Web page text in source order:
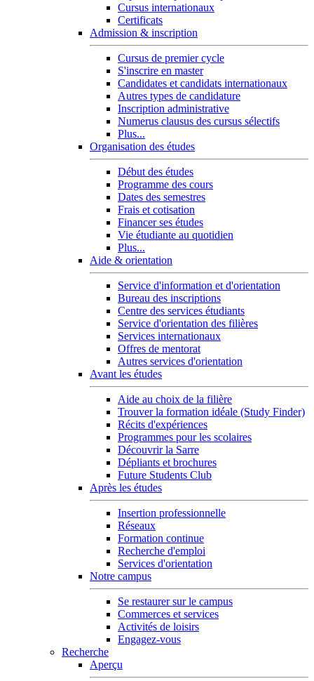
Cursus internationaux
Certificats
Admission & inscription
Cursus de premier cycle
S'inscrire en master
Candidates et candidats internationaux
Autres types de candidature
Inscription administrative
Numerus clausus des cursus sélectifs
Plus...
Organisation des études
Début des études
Programme des cours
Dates des semestres
Frais et cotisation
Financer ses études
Vie étudiante au quotidien
Plus...
Aide & orientation
Service d'information et d'orientation
Bureau des inscriptions
Centre des services étudiants
Service d'orientation des filières
Services internationaux
Offres de mentorat
Autres services d'orientation
Avant les études
Aide au choix de la filière
Trouver la formation idéale (Study Finder)
Récits d'expériences
Programmes pour les scolaires
Découvrir la Sarre
Dépliants et brochures
Future Students Club
Après les études
Insertion professionnelle
Réseaux
Formation continue
Recherche d'emploi
Services d'orientation
Notre campus
Se restaurer sur le campus
Commerces et services
Activités de loisirs
Engagez-vous
Recherche
Aperçu